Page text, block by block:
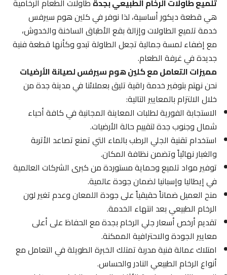
تلميع طاولات الرخام الطبيعي بجدةطاولات الطعام الرخامية
هي قطعة ديكور أساسية، لذا نوفر في كلين هوم سيرفس
خدمة تلميع الطاولات وإزالة بقع الأطباق الساخنة والخدوش،
مع إضفاء لمسة جمالية تجعل الطاولة تبدو وكأنها قطعة فنية
جديدة في غرفة الطعام.
مميزات التعامل مع كلين هوم سيرفس لصيانة الأرضيات
نحن نهتم بتوفير خدمة راقية تليق بعملائنا في مدينة جدة من
خلال الالتزام بالمعايير التالية:
الاستجابة الفورية لطلبات المعاينة المجانية في كافة أحياء
شمال وجنوب جدة لتقييم حالة الأرضيات.
استخدام تقنية الجلي الرطب بالماء التي تمنع تصاعد الأتربة
والغبار نهائياً وتضمن نظافة المكان.
توفير مواد تلميع وحماية مستوردة من كبرى الشركات العالمية
في إيطاليا وإسبانيا لضمان جودة عالمية.
منح العميل ضماناً حقيقياً على جودة اللمعان وعدم تغير لون
الرخام الطبيعي بعد انتهاء الخدمة.
تقديم أرخص أسعار جلي الرخام بجدة مع الحفاظ على أعلى
معايير الجودة والاحترافية الممكنة.
امتلاك عمالة فنية مدربة تمتلك الخبرة الطويلة في التعامل مع
أنواع الرخام الطبيعي النادر والحساس.